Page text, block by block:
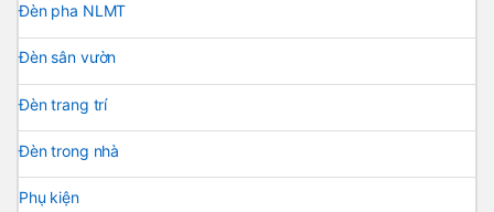
Đèn pha NLMT
Đèn sân vườn
Đèn trang trí
Đèn trong nhà
Phụ kiện